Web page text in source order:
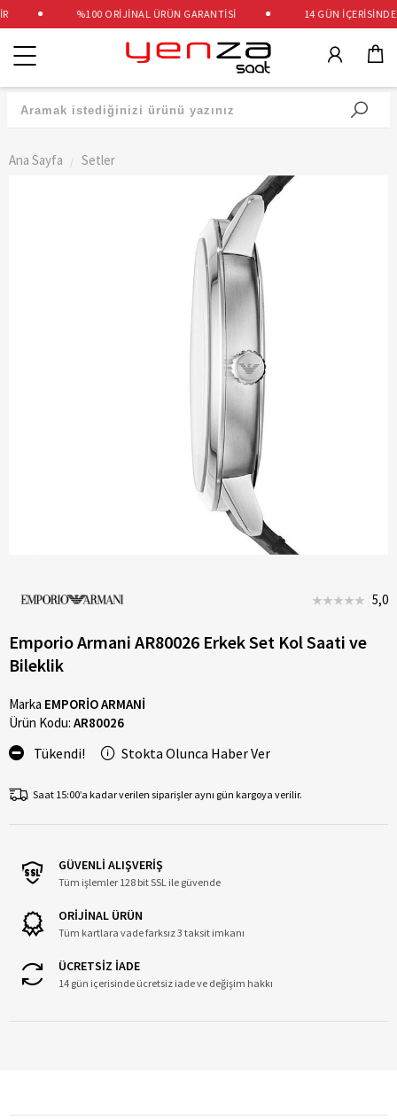
%100 ORİJİNAL ÜRÜN GARANTİSİ 14 GÜN İÇERİSİNDE
Kategoriler
Ana Sayfa Setler
5,0
Emporio Armani AR80026 Erkek Set Kol Saati ve
Bileklik
Marka EMPORİO ARMANİ
Ürün Kodu: AR80026
Tükendi! Stokta Olunca Haber Ver
Saat 15:00’a kadar verilen siparişler aynı gün kargoya verilir.
GÜVENLİ ALIŞVERİŞ
Tüm işlemler 128 bit SSL ile güvende
ORİJİNAL ÜRÜN
Tüm kartlara vade farksız 3 taksit imkanı
ÜCRETSİZ İADE
14 gün içerisinde ücretsiz iade ve değişim hakkı